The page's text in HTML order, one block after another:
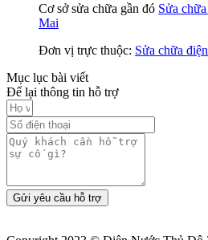
Cơ sở sửa chữa gần đó Sửa
Mai
Đơn vị trực thuộc: Sửa chữa
Mục lục bài viết
Để lại thông tin hỗ trợ
Gửi yêu cầu hỗ trợ